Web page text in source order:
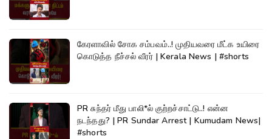
கேரளாவில் சோக சம்பவம்..! முதியவரை மீட்க உயிரை
கொடுத்த நீச்சல் வீரர் | Kerala News | #shorts
PR சுந்தர் மீது பாலி*ல் குற்றச்சாட்டு..! என்ன
நடந்தது? | PR Sundar Arrest | Kumudam News|
#shorts